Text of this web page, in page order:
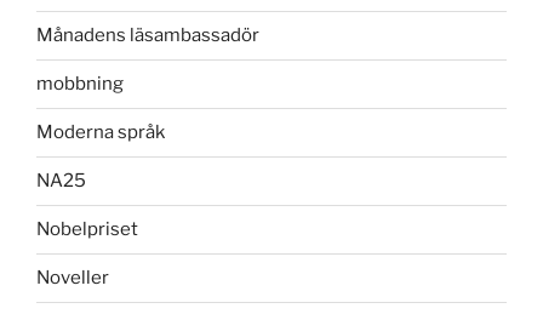
Månadens läsambassadör
mobbning
Moderna språk
NA25
Nobelpriset
Noveller